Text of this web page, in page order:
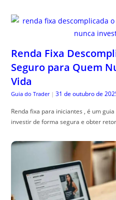
Renda Fixa
Seguro para Quem
Vida
Guia do Trader | 31 de outubro de
Renda fixa para iniciantes , é um
investir de forma segura e obter